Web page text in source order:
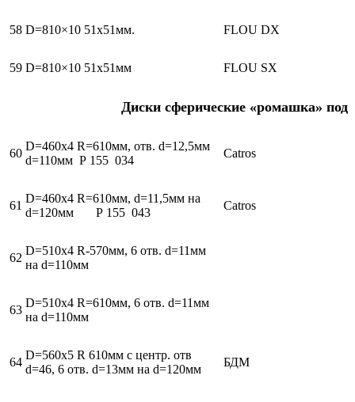
58 D=810×10 51х51мм. FLOU DX
59 D=810×10 51х51мм FLOU SX
Диски сферические «ромашка» под
60
D=460х4 R=610мм, отв. d=12,5мм
d=110мм Р 155 034
Catros
61
D=460х4 R=610мм, d=11,5мм на
d=120мм Р 155 043
Catros
62
D=510х4 R-570мм, 6 отв. d=11мм
на d=110мм
63
D=510х4 R=610мм, 6 отв. d=11мм
на d=110мм
64
D=560х5 R 610мм c центр. отв
d=46, 6 отв. d=13мм на d=120мм
БДМ